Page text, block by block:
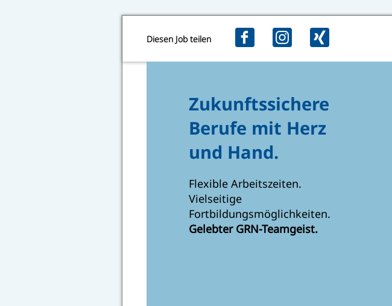
Diesen Job teilen
Zukunftssichere
Berufe mit Herz
und Hand.
Flexible Arbeitszeiten.
Vielseitige
Fortbildungsmöglichkeiten.
Gelebter GRN-Teamgeist.